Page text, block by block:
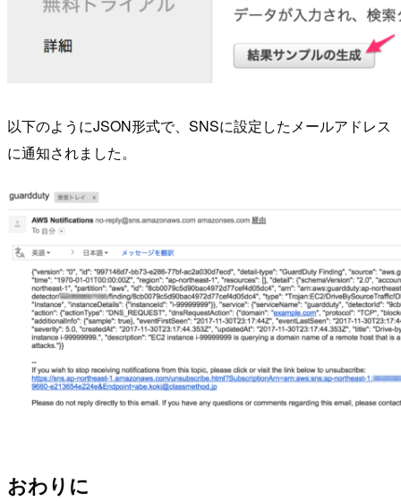
以下のようにJSON形式で、SNSに設定したメールアドレス
に通知されました。
おわりに